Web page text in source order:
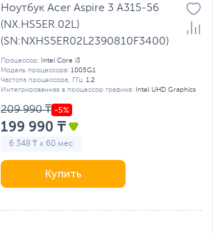
Ноутбук Acer Aspire 3 A315-56
(NX.HS5ER.02L)
(SN:NXHS5ER02L2390810F3400)
Процессор: Intel Core i3
Модель процессора: 1005G1
Частота процессора, ГГц: 1.2
Интегрированная в процессор графика: Intel UHD Graphics
209 990 ₸
199 990 ₸
6 348 ₸ x 60 мес
Купить